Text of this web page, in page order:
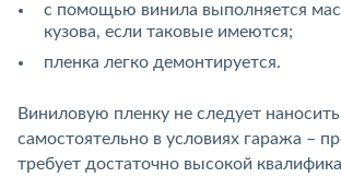
с помощью винила выполняется
кузова, если таковые имеются;
пленка легко демонтируется.
Виниловую пленку не следует
самостоятельно в условиях гаража –
требует достаточно высокой